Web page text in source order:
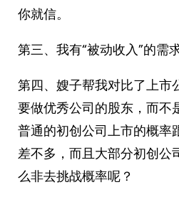
你就信。
第三、我有“被动收入”的需求
第四、嫂子帮我对比了上市
要做优秀公司的股东，而不
普通的初创公司上市的概率
差不多，而且大部分初创公
么非去挑战概率呢？